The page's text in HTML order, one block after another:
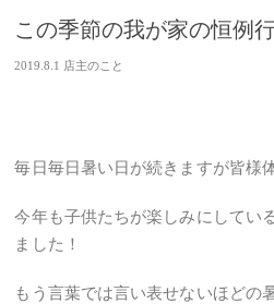
この季節の我が家の恒例
2019.8.1 店主のこと
毎日毎日暑い日が続きますが皆様
今年も子供たちが楽しみにしてい
ました！
もう言葉では言い表せないほどの